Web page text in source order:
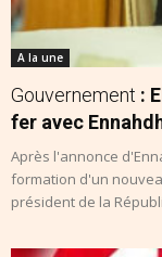
A la une
Gouvernement :
fer avec
Après l'annonce
formation d'un
président de la